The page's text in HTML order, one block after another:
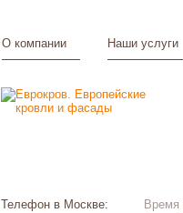
О компании Наши услуги
Телефон в Москве:
Время